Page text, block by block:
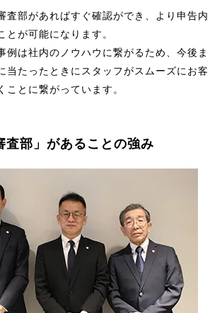
査部があればすぐ確認ができ、より申告内
とが可能になります。
例は社内のノウハウに繋がるため、今後ま
当たったときにスタッフがスムーズにお客
ことに繋がっています。
査部」があることの強み